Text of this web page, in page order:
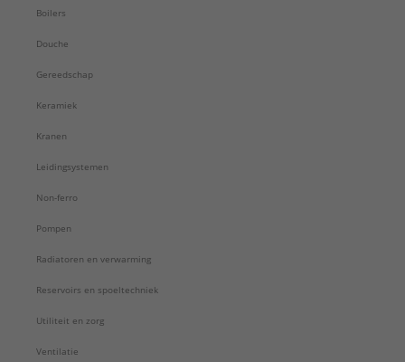
Boilers
Douche
Gereedschap
Keramiek
Kranen
Leidingsystemen
Non-ferro
Pompen
Radiatoren en verwarming
Reservoirs en spoeltechniek
Utiliteit en zorg
Ventilatie